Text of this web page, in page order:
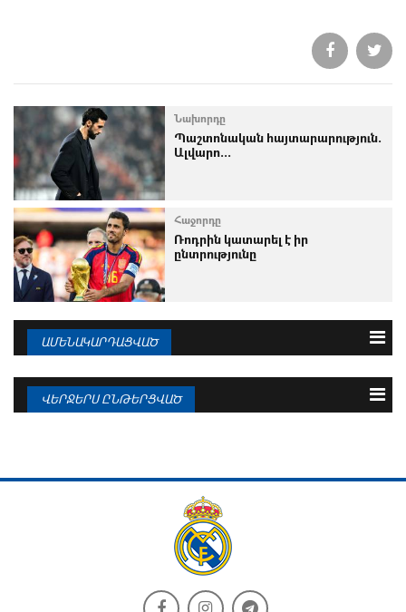
Նախորդը
Պաշտոնական հայտարարություն.
Ալվարո...
Հաջորդը
Ռոդրին կատարել է իր
ընտրությունը
ԱՄԵՆԱԿԱՐԴԱՑՎԱԾ
07.08.2026
07.08.2026
Մոուրինիոն անհամբեր է
07.08.2026
ՎԵՐՋԵՐՍ ԸՆԹԵՐՑՎԱԾ
07.08.2026
Sport.es. «Ռեալն» ու «Բարսելոնան»
ահռելի պարտք...